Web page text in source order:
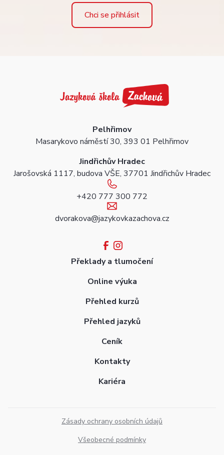
Chci se přihlásit
Pelhřimov
Masarykovo náměstí 30, 393 01 Pelhřimov
Jindřichův Hradec
Jarošovská 1117, budova VŠE, 37701 Jindřichův Hradec
+420 777 300 772
dvorakova@jazykovkazachova.cz
Překlady a tlumočení
Online výuka
Přehled kurzů
Přehled jazyků
Ceník
Kontakty
Kariéra
Zásady ochrany osobních údajů
Všeobecné podmínky